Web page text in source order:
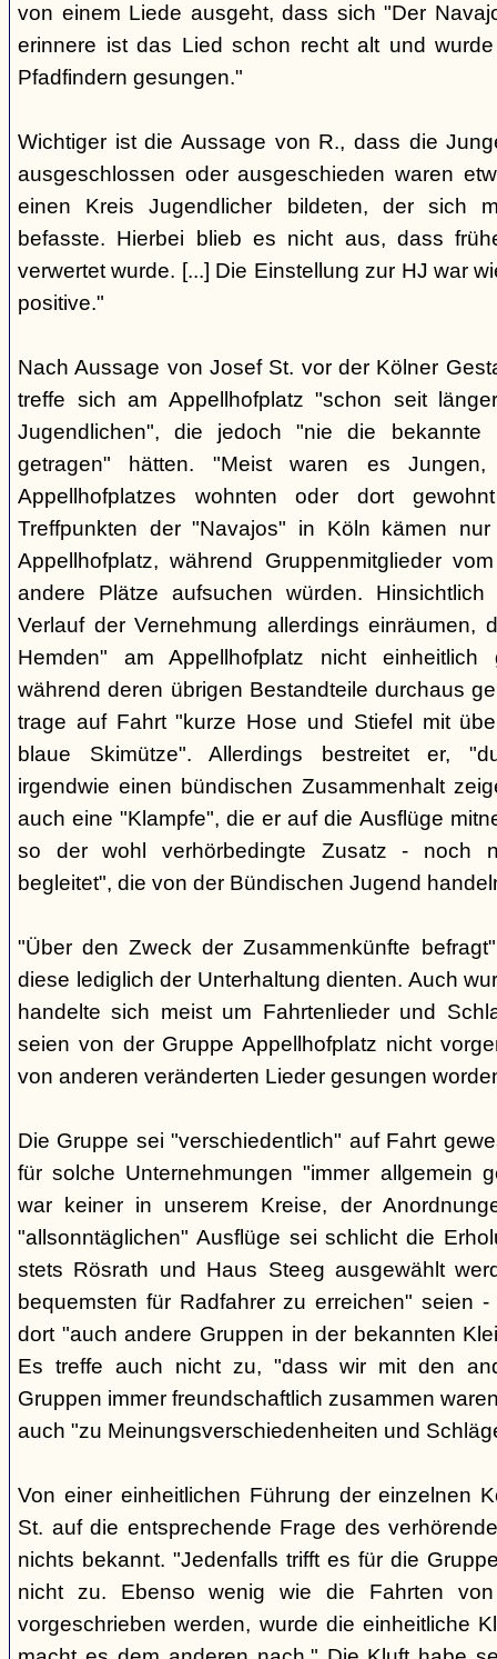
von einem Liede ausgeht, dass sich "Der
erinnere ist das Lied schon recht alt und
Pfadfindern gesungen."
Wichtiger ist die Aussage von R., dass die
ausgeschlossen oder ausgeschieden waren
einen Kreis Jugendlicher bildeten, der sich
befasste. Hierbei blieb es nicht aus, dass
verwertet wurde. [...] Die Einstellung zur HJ war
positive."
Nach Aussage von Josef St. vor der Kölner
treffe sich am Appellhofplatz "schon seit
Jugendlichen", die jedoch "nie die
getragen" hätten. "Meist waren es
Appellhofplatzes wohnten oder dort
Treffpunkten der "Navajos" in Köln kämen
Appellhofplatz, während Gruppenmitglieder
andere Plätze aufsuchen würden.
Verlauf der Vernehmung allerdings einräumen,
Hemden" am Appellhofplatz nicht einheitlich
während deren übrigen Bestandteile durchaus
trage auf Fahrt "kurze Hose und Stiefel mit
blaue Skimütze". Allerdings bestreitet er,
irgendwie einen bündischen Zusammenhalt
auch eine "Klampfe", die er auf die Ausflüge
so der wohl verhörbedingte Zusatz - noch
begleitet", die von der Bündischen Jugend
"Über den Zweck der Zusammenkünfte
diese lediglich der Unterhaltung dienten. Auch
handelte sich meist um Fahrtenlieder und
seien von der Gruppe Appellhofplatz nicht
von anderen veränderten Lieder gesungen
Die Gruppe sei "verschiedentlich" auf Fahrt
für solche Unternehmungen "immer allgemein
war keiner in unserem Kreise, der
"allsonntäglichen" Ausflüge sei schlicht die
stets Rösrath und Haus Steeg ausgewählt
bequemsten für Radfahrer zu erreichen" seien
dort "auch andere Gruppen in der bekannten
Es treffe auch nicht zu, "dass wir mit den
Gruppen immer freundschaftlich zusammen
auch "zu Meinungsverschiedenheiten und
Von einer einheitlichen Führung der einzelnen
St. auf die entsprechende Frage des
nichts bekannt. "Jedenfalls trifft es für die
nicht zu. Ebenso wenig wie die Fahrten
vorgeschrieben werden, wurde die einheitliche